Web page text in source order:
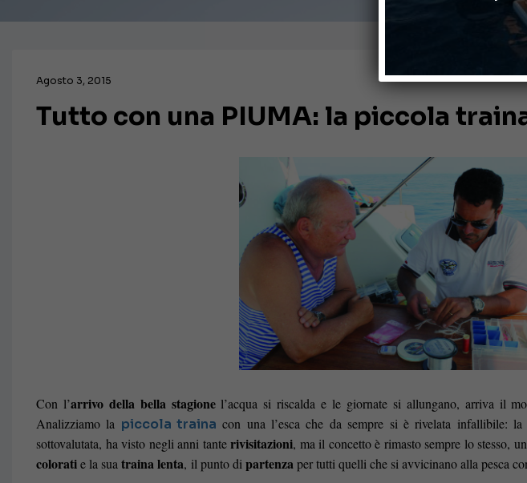
Agosto 3, 2015
Tutto con una PIUMA: la piccola
Con l’arrivo della bella stagionel’acqua si riscalda e le giornate si allungano, arriva il
Analizziamo la piccola traina con una l’esca che da sempre si è rivelata infallibile:
sottovalutata, ha visto negli anni tanterivisitazioni, ma il concetto è rimasto sempre lo stesso,
coloratie la suatraina lenta, il punto dipartenzaper tutti quelli che si avvicinano alla pesca